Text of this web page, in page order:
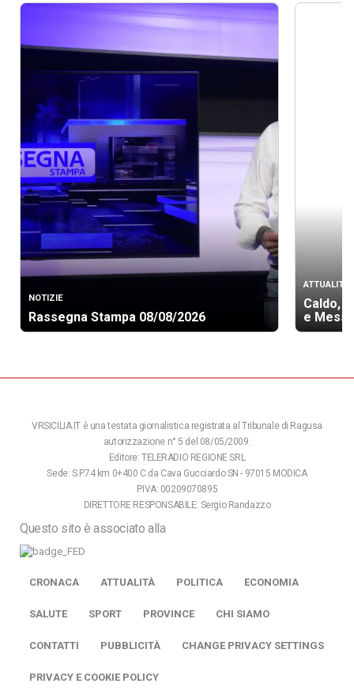
NOTIZIE
Rassegna Stampa 08/08/2026
ATTUALITÀ
Caldo,
e
VRSICILIA.IT è una testata giornalistica registrata al Tribunale di Ragusa
autorizzazione n° 5 del 08/05/2009.
Editore: TELERADIO REGIONE SRL
Sede: S.P.74 km 0+400 C.da Cava Gucciardo SN - 97015 MODICA
P.IVA: 00209070895
DIRETTORE RESPONSABILE: Sergio Randazzo
Questo sito è associato alla
CRONACA ATTUALITÀ POLITICA ECONOMIA
SALUTE SPORT PROVINCE CHI SIAMO
CONTATTI PUBBLICITÀ CHANGE PRIVACY SETTINGS
PRIVACY E COOKIE POLICY